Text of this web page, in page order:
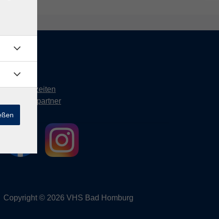
Kontakt
Öffnungszeiten
Ansprechpartner
Copyright © 2026 VHS Bad Homburg